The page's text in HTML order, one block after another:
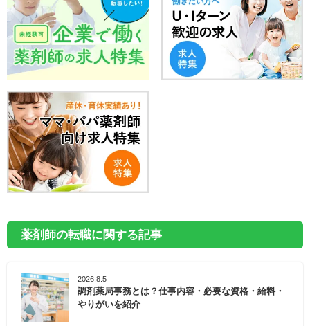
薬剤師の転職に関する記事
2026.8.5
調剤薬局事務とは？仕事内容・必要な資格・給料・
やりがいを紹介